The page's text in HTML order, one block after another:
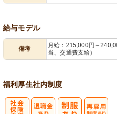
給与モデル
備考
月給：215,000円～
当、交通費支給）
福利厚生社内制度